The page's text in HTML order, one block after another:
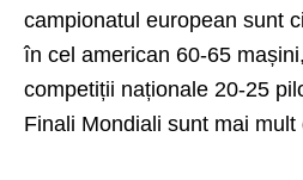
campionatul european sunt
în cel american 60-65
competiții naționale 20-25
Finali Mondiali sunt mai